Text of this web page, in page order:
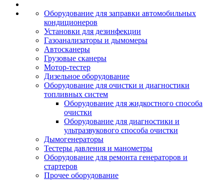
Оборудование для заправки автомобильных
кондиционеров
Установки для дезинфекции
Газоанализаторы и дымомеры
Автосканеры
Грузовые сканеры
Мотор-тестер
Дизельное оборудование
Оборудование для очистки и диагностики
топливных систем
Оборудование для жидкостного способа
очистки
Оборудование для диагностики и
ультразвукового способа очистки
Дымогенераторы
Тестеры давления и манометры
Оборудование для ремонта генераторов и
стартеров
Прочее оборудование